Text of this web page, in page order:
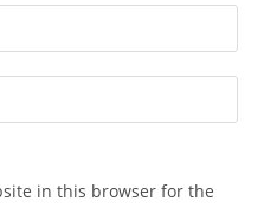
in this browser for the